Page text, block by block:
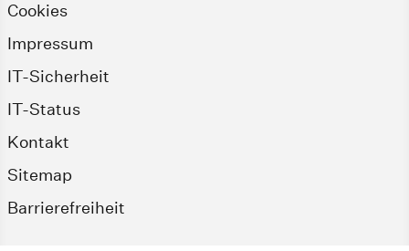
Cookies
Impressum
IT-Sicherheit
IT-Status
Kontakt
Sitemap
Barrierefreiheit